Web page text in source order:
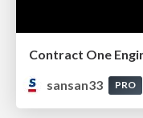
Contract One
sansan33
PRO